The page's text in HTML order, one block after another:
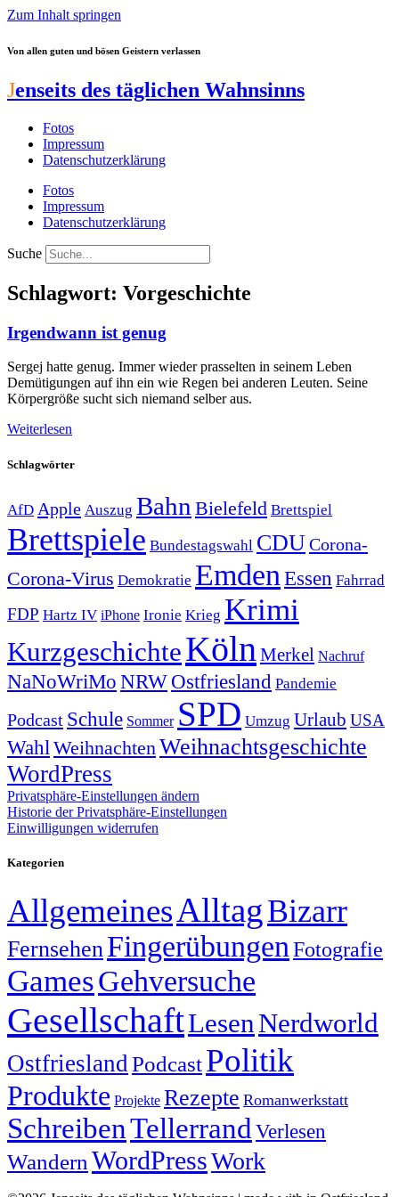
Zum Inhalt springen
Von allen guten und bösen Geistern verlassen
Jenseits des täglichen Wahnsinns
Fotos
Impressum
Datenschutzerklärung
Fotos
Impressum
Datenschutzerklärung
Suche
Schlagwort: Vorgeschichte
Irgendwann ist genug
Sergej hatte genug. Immer wieder prasselten in seinem Leben
Demütigungen auf ihn ein wie Regen bei anderen Leuten. Seine
Körpergröße sucht sich niemand selber aus.
Weiterlesen
Schlagwörter
AfD Apple Auszug Bahn Bielefeld Brettspiel
Brettspiele Bundestagswahl CDUCorona-
Corona-Virus Demokratie Emden Essen Fahrrad
FDP Hartz IV iPhone Ironie Krieg Krimi
KurzgeschichteKöln Merkel Nachruf
NaNoWriMo NRWOstfriesland Pandemie
Podcast Schule Sommer SPD Umzug Urlaub USA
Wahl Weihnachten Weihnachtsgeschichte
WordPress
Privatsphäre-Einstellungen ändern
Historie der Privatsphäre-Einstellungen
Einwilligungen widerrufen
Kategorien
AllgemeinesAlltagBizarr
FernsehenFingerübungen Fotografie
GamesGehversuche
GesellschaftLesenNerdworld
OstfrieslandPodcastPolitik
Produkte Projekte Rezepte Romanwerkstatt
SchreibenTellerrand Verlesen
Wandern WordPressWork